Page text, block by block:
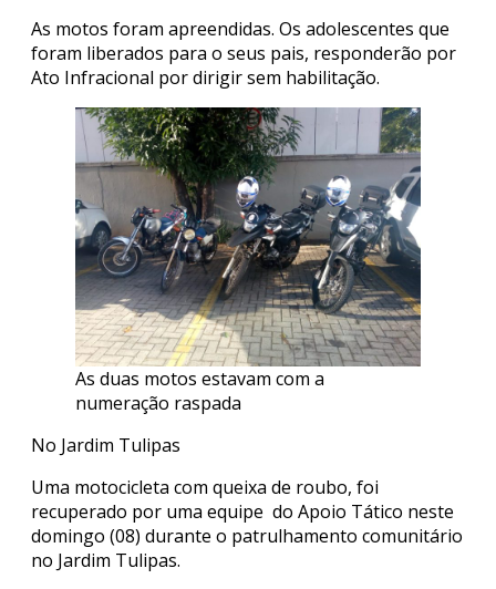
As motos foram apreendidas. Os adolescentes que
foram liberados para o seus pais, responderão por
Ato Infracional por dirigir sem habilitação.
As duas motos estavam com a
numeração raspada
No Jardim Tulipas
Uma motocicleta com queixa de roubo, foi
recuperado por uma equipe do Apoio Tático neste
domingo (08) durante o patrulhamento comunitário
no Jardim Tulipas.